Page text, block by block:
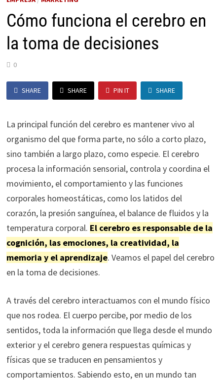
Cómo funciona el cerebro en
la toma de decisiones
0
SHARE SHARE PIN IT SHARE
La principal función del cerebro es mantener vivo al
organismo del que forma parte, no sólo a corto plazo,
sino también a largo plazo, como especie. El cerebro
procesa la información sensorial, controla y coordina el
movimiento, el comportamiento y las funciones
corporales homeostáticas, como los latidos del
corazón, la presión sanguínea, el balance de fluidos y la
temperatura corporal. El cerebro es responsable de la
cognición, las emociones, la creatividad, la
memoria y el aprendizaje. Veamos el papel del cerebro
en la toma de decisiones.
A través del cerebro interactuamos con el mundo físico
que nos rodea. El cuerpo percibe, por medio de los
sentidos, toda la información que llega desde el mundo
exterior y el cerebro genera respuestas químicas y
físicas que se traducen en pensamientos y
comportamientos. Sabiendo esto, en un mundo tan